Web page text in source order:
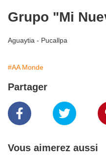
Grupo "Mi
Aguaytia - Pucallpa
#AA Monde
Partager
Vous aimerez aussi